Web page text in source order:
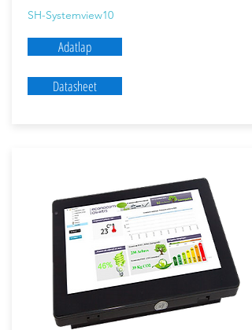
SH-Systemview10
Adatlap
Datasheet